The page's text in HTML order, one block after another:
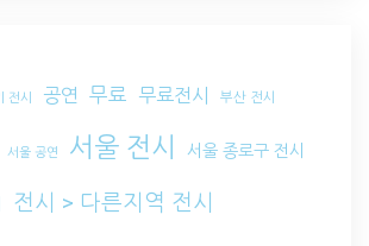
전시 공연 무료 무료전시 부산 전시
서울 공연 서울 전시 서울 종로구 전시
전시 > 다른지역 전시